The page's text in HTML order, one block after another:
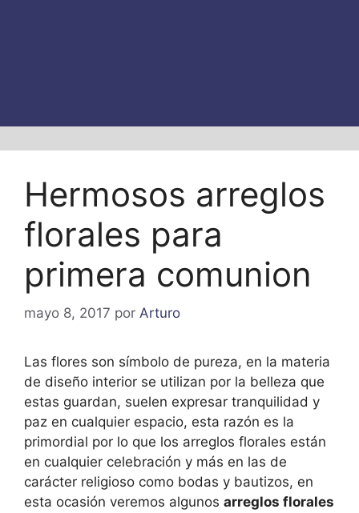
Hermosos arreglos
florales para
primera comunion
mayo 8, 2017 por Arturo
Las flores son símbolo de pureza, en la materia
de diseño interior se utilizan por la belleza que
estas guardan, suelen expresar tranquilidad y
paz en cualquier espacio, esta razón es la
primordial por lo que los arreglos florales están
en cualquier celebración y más en las de
carácter religioso como bodas y bautizos, en
esta ocasión veremos algunos arreglos florales